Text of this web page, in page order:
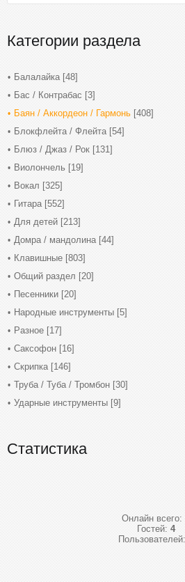
Категории раздела
Балалайка [48]
Бас / Контрабас [3]
Баян / Аккордеон / Гармонь [408]
Блокфлейта / Флейта [54]
Блюз / Джаз / Рок [131]
Виолончель [19]
Вокал [325]
Гитара [552]
Для детей [213]
Домра / мандолина [44]
Клавишные [803]
Общий раздел [20]
Песенники [20]
Народные инструменты [5]
Разное [17]
Саксофон [16]
Скрипка [146]
Труба / Туба / Тромбон [30]
Ударные инструменты [9]
Статистика
Онлайн всего:
Гостей: 4
Пользователей: